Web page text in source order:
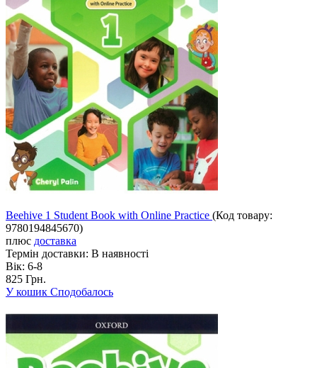
Beehive 1 Student Book with Online Practice (Код товару:
9780194845670)
плюс доставка
Термін доставки: В наявності
Вік: 6-8
825 Грн.
У кошик Сподобалось